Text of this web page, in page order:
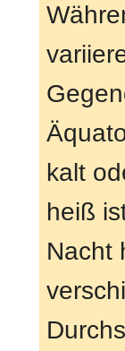
kalt
heiß
Nacht